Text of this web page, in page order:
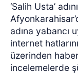
‘Salih Usta’
adına yabancı
internet
üzerinden
incelemelerde